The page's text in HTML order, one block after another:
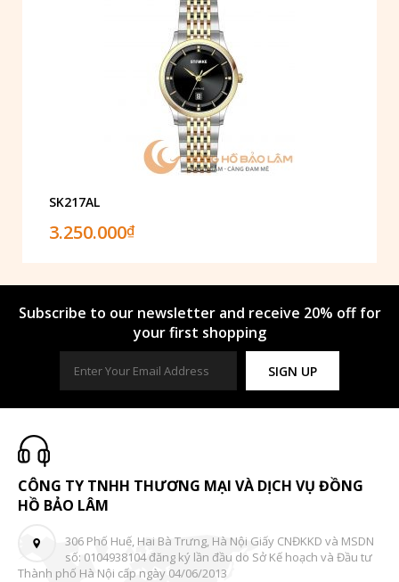
SK217AL
3.250.000₫
Subscribe to our newsletter and receive 20% off for
your first shopping
SIGN UP
CÔNG TY TNHH THƯƠNG MẠI VÀ DỊCH VỤ ĐỒNG
HỒ BẢO LÂM
306 Phố Huế, Hai Bà Trưng, Hà Nội Giấy CNĐKKD và MSDN
số: 0104938104 đăng ký lần đầu do Sở Kế hoạch và Đầu tư
Thành phố Hà Nội cấp ngày 04/06/2013